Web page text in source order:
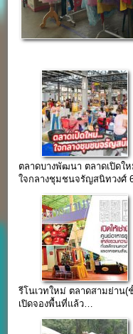
ตลาดบางพัฒนา ตลาดเปิดใ
ใจกลางชุมชนจรัญสนิทวงศ์
รีโนเวทใหม่ ตลาดสามย่าน(
เปิดจองพื้นที่แล้ว…